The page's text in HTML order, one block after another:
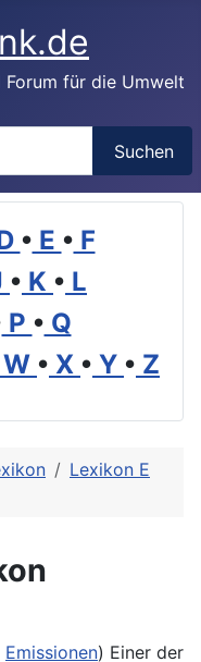
Forum für die Umwelt
Suchen
• E • F
• K • L
P • Q
W • X • Y • Z
Lexikon E
Emissionen) Einer der